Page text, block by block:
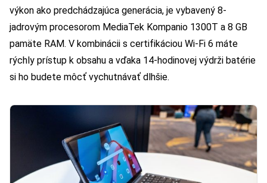
výkon ako predchádzajúca generácia, je vybavený 8-
jadrovým procesorom MediaTek Kompanio 1300T a 8 GB
pamäte RAM. V kombinácii s certifikáciou Wi-Fi 6 máte
rýchly prístup k obsahu a vďaka 14-hodinovej výdrži batérie
si ho budete môcť vychutnávať dlhšie.